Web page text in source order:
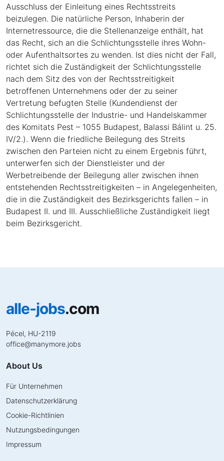
Ausschluss der Einleitung eines Rechtsstreits
beizulegen. Die natürliche Person, Inhaberin der
Internetressource, die die Stellenanzeige enthält, hat
das Recht, sich an die Schlichtungsstelle ihres Wohn-
oder Aufenthaltsortes zu wenden. Ist dies nicht der Fall,
richtet sich die Zuständigkeit der Schlichtungsstelle
nach dem Sitz des von der Rechtsstreitigkeit
betroffenen Unternehmens oder der zu seiner
Vertretung befugten Stelle (Kundendienst der
Schlichtungsstelle der Industrie- und Handelskammer
des Komitats Pest – 1055 Budapest, Balassi Bálint u. 25.
IV/2.). Wenn die friedliche Beilegung des Streits
zwischen den Parteien nicht zu einem Ergebnis führt,
unterwerfen sich der Dienstleister und der
Werbetreibende der Beilegung aller zwischen ihnen
entstehenden Rechtsstreitigkeiten – in Angelegenheiten,
die in die Zuständigkeit des Bezirksgerichts fallen – in
Budapest II. und III. Ausschließliche Zuständigkeit liegt
beim Bezirksgericht.
alle-jobs.com
Pécel, HU-2119
office@manymore.jobs
About Us
Für Unternehmen
Datenschutzerklärung
Cookie-Richtlinien
Nutzungsbedingungen
Impressum